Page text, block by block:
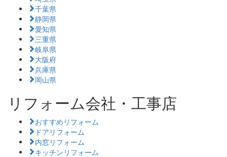
千葉県
静岡県
愛知県
三重県
岐阜県
大阪府
兵庫県
岡山県
リフォーム会社・工事店
おすすめリフォーム
ドアリフォーム
内窓リフォーム
キッチンリフォーム